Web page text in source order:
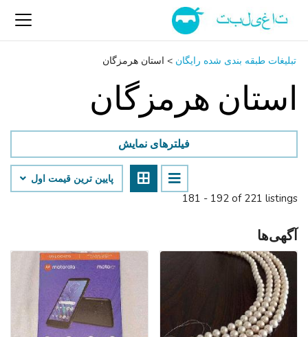
تبلیغات طبقه بندی شده رایگان > استان هرمزگان
استان هرمزگان
181 - 192 of 221 listings
فیلترهای نمایش
پایین ‌ترین قیمت اول
آگهی‌ها